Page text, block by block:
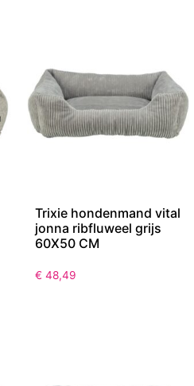
Trixie hondenmand vital
jonna ribfluweel grijs
60X50 CM
€ 48,49